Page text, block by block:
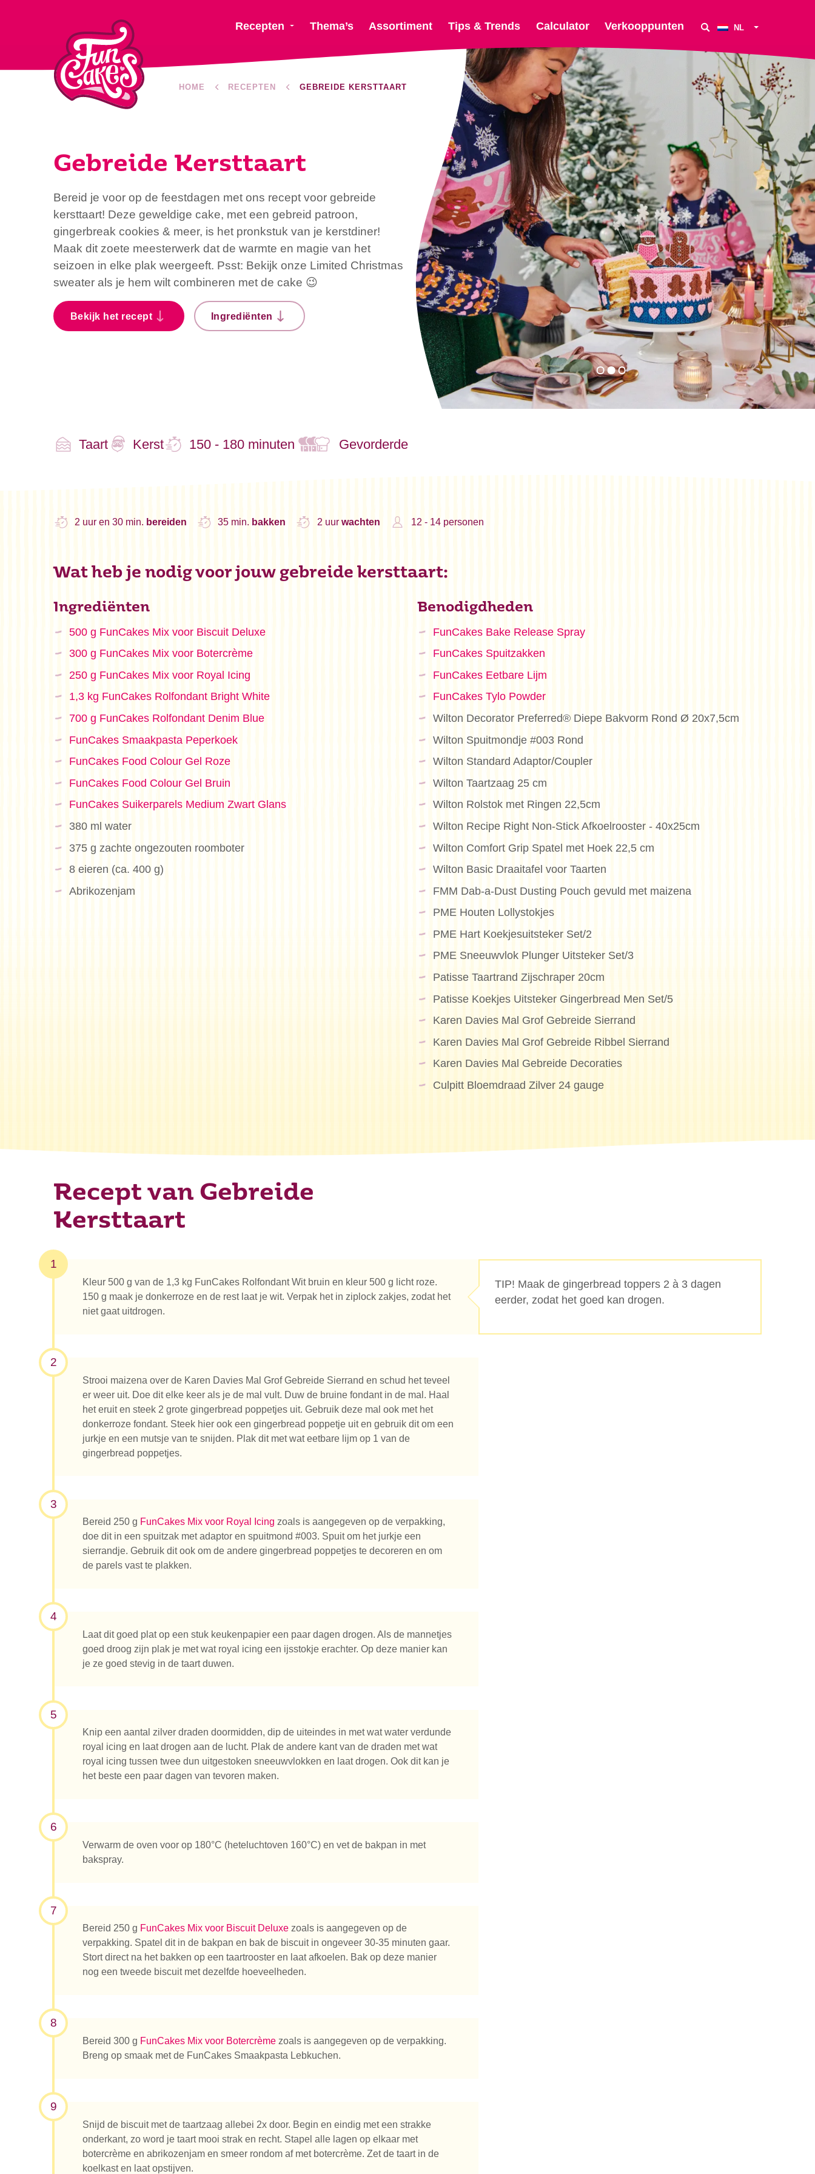
Recepten Thema’s Assortiment Tips & Trends Calculator Verkooppunten NL
Waar ben je naar op zoek?
HOME RECEPTEN GEBREIDE KERSTTAART
Gebreide Kersttaart
Bereid je voor op de feestdagen met ons recept voor gebreide
kersttaart! Deze geweldige cake, met een gebreid patroon,
gingerbreak cookies & meer, is het pronkstuk van je kerstdiner!
Maak dit zoete meesterwerk dat de warmte en magie van het
seizoen in elke plak weergeeft. Psst: Bekijk onze Limited Christmas
sweater als je hem wilt combineren met de cake 😉
Bekijk het recept Ingrediënten
Taart Kerst 150 - 180 minuten Gevorderde
2 uur en 30 min. bereiden 35 min. bakken 2 uur wachten 12 - 14 personen
Wat heb je nodig voor jouw gebreide kersttaart:
Ingrediënten
500 g FunCakes Mix voor Biscuit Deluxe
300 g FunCakes Mix voor Botercrème
250 g FunCakes Mix voor Royal Icing
1,3 kg FunCakes Rolfondant Bright White
700 g FunCakes Rolfondant Denim Blue
FunCakes Smaakpasta Peperkoek
FunCakes Food Colour Gel Roze
FunCakes Food Colour Gel Bruin
FunCakes Suikerparels Medium Zwart Glans
380 ml water
375 g zachte ongezouten roomboter
8 eieren (ca. 400 g)
Abrikozenjam
Benodigdheden
FunCakes Bake Release Spray
FunCakes Spuitzakken
FunCakes Eetbare Lijm
FunCakes Tylo Powder
Wilton Decorator Preferred® Diepe Bakvorm Rond Ø 20x7,5cm
Wilton Spuitmondje #003 Rond
Wilton Standard Adaptor/Coupler
Wilton Taartzaag 25 cm
Wilton Rolstok met Ringen 22,5cm
Wilton Recipe Right Non-Stick Afkoelrooster - 40x25cm
Wilton Comfort Grip Spatel met Hoek 22,5 cm
Wilton Basic Draaitafel voor Taarten
FMM Dab-a-Dust Dusting Pouch gevuld met maizena
PME Houten Lollystokjes
PME Hart Koekjesuitsteker Set/2
PME Sneeuwvlok Plunger Uitsteker Set/3
Patisse Taartrand Zijschraper 20cm
Patisse Koekjes Uitsteker Gingerbread Men Set/5
Karen Davies Mal Grof Gebreide Sierrand
Karen Davies Mal Grof Gebreide Ribbel Sierrand
Karen Davies Mal Gebreide Decoraties
Culpitt Bloemdraad Zilver 24 gauge
Recept van Gebreide
Kersttaart
1
Kleur 500 g van de 1,3 kg FunCakes Rolfondant Wit bruin en kleur 500 g licht roze.
150 g maak je donkerroze en de rest laat je wit. Verpak het in ziplock zakjes, zodat het
niet gaat uitdrogen.
TIP! Maak de gingerbread toppers 2 à 3 dagen
eerder, zodat het goed kan drogen.
2
Strooi maizena over de Karen Davies Mal Grof Gebreide Sierrand en schud het teveel
er weer uit. Doe dit elke keer als je de mal vult. Duw de bruine fondant in de mal. Haal
het eruit en steek 2 grote gingerbread poppetjes uit. Gebruik deze mal ook met het
donkerroze fondant. Steek hier ook een gingerbread poppetje uit en gebruik dit om een
jurkje en een mutsje van te snijden. Plak dit met wat eetbare lijm op 1 van de
gingerbread poppetjes.
3
Bereid 250 g FunCakes Mix voor Royal Icing zoals is aangegeven op de verpakking,
doe dit in een spuitzak met adaptor en spuitmond #003. Spuit om het jurkje een
sierrandje. Gebruik dit ook om de andere gingerbread poppetjes te decoreren en om
de parels vast te plakken.
4
Laat dit goed plat op een stuk keukenpapier een paar dagen drogen. Als de mannetjes
goed droog zijn plak je met wat royal icing een ijsstokje erachter. Op deze manier kan
je ze goed stevig in de taart duwen.
5
Knip een aantal zilver draden doormidden, dip de uiteindes in met wat water verdunde
royal icing en laat drogen aan de lucht. Plak de andere kant van de draden met wat
royal icing tussen twee dun uitgestoken sneeuwvlokken en laat drogen. Ook dit kan je
het beste een paar dagen van tevoren maken.
6
Verwarm de oven voor op 180°C (heteluchtoven 160°C) en vet de bakpan in met
bakspray.
7
Bereid 250 g FunCakes Mix voor Biscuit Deluxe zoals is aangegeven op de
verpakking. Spatel dit in de bakpan en bak de biscuit in ongeveer 30-35 minuten gaar.
Stort direct na het bakken op een taartrooster en laat afkoelen. Bak op deze manier
nog een tweede biscuit met dezelfde hoeveelheden.
8
Bereid 300 g FunCakes Mix voor Botercrème zoals is aangegeven op de verpakking.
Breng op smaak met de FunCakes Smaakpasta Lebkuchen.
9
Snijd de biscuit met de taartzaag allebei 2x door. Begin en eindig met een strakke
onderkant, zo word je taart mooi strak en recht. Stapel alle lagen op elkaar met
botercrème en abrikozenjam en smeer rondom af met botercrème. Zet de taart in de
koelkast en laat opstijven.